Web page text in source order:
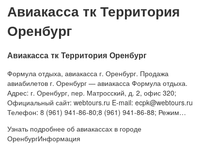
Авиакасса тк Территория
Оренбург
Авиакасса тк Территория Оренбург
Формула отдыха, авиакасса г. Оренбург. Продажа
авиабилетов г. Оренбург — авиакасса Формула отдыха.
Адрес: г. Оренбург, пер. Матросский, д. 2, офис 320;
Официальный сайт: webtours.ru E-mail: ecpk@webtours.ru
Телефон: 8 (961) 941-86-80;8 (961) 941-86-88; Режим…
Узнать подробнее об авиакассах в городе
ОренбургИнформация